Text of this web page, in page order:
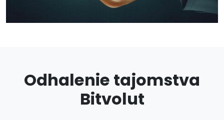
Odhalenie tajomstva
Bitvolut